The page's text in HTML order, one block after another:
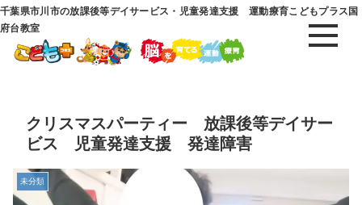
千葉県市川市の放課後等デイサービス・児童発達支援 運動療育こどもプラス国
府台教室
クリスマスパーティー 放課後等デイサー
ビス 児童発達支援 発達障害
未分類